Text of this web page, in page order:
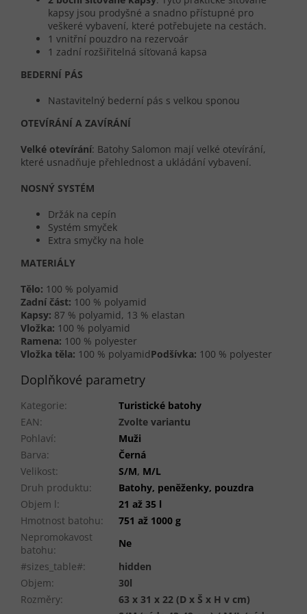
kapsy jsou prodyšné a snadno přístupné pro
veškeré vybavení, které potřebujete na cestách.
1 vnitřní pouzdro na rezervoár
1 zadní rozšiřitelná síťovaná kapsa
BEDERNÍ PÁS
Nastavitelný bederní pás s velkou sponou
OTEVÍRÁNÍ A ZAVÍRÁNÍ
Velké otevírání: Batohy Salomon mají velké otevírání,
které usnadňuje přehlednost a ukládání vybavení.
NOSNÝ SYSTÉM
Držák na cepín
Systém smyček
Extra smyčky na hole
MATERIÁLY
Tělo: 100 % polyamid
Zadní část: 100 % polyamid
Kapsy: 87 % polyamid, 13 % elastan
Vložka: 100 % polyamid
Ramena: 100 % polyester
Vložka těla: 100 % polyamidPodšívka: 100 % polyester
Doplňkové parametry
Kategorie:
Turistické batohy
EAN:
Zvolte variantu
Pohlaví:
Muži
Barva:
Černá
Velikost: S/M, M/L
Druh produktu:
Batohy, peněženky, pouzdra
Objem l:
21 až 35 l
Hmotnost batohu:
751 až 1000 g
Nepromokavost
batohu:
Ne
#sizes_table#:
hidden
Objem:
30l
Rozměry:
63 x 31 x 22 (D x Š x H v cm)